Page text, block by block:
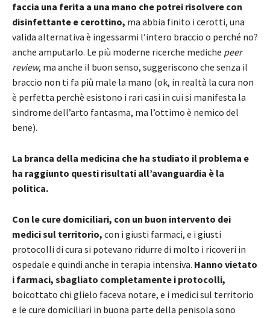
faccia una ferita a una mano che potrei risolvere con
disinfettante e cerottino, ma abbia finito i cerotti, una
valida alternativa è ingessarmi l’intero braccio o perché no?
anche amputarlo. Le più moderne ricerche mediche peer
review, ma anche il buon senso, suggeriscono che senza il
braccio non ti fa più male la mano (ok, in realtà la cura non
è perfetta perchè esistono i rari casi in cui si manifesta la
sindrome dell’arto fantasma, ma l’ottimo è nemico del
bene).
La branca della medicina che ha studiato il problema e
ha raggiunto questi risultati all’avanguardia è la
politica.
Con le cure domiciliari, con un buon intervento dei
medici sul territorio, con i giusti farmaci, e i giusti
protocolli di cura si potevano ridurre di molto i ricoveri in
ospedale e quindi anche in terapia intensiva. Hanno vietato
i farmaci, sbagliato completamente i protocolli,
boicottato chi glielo faceva notare, e i medici sul territorio
e le cure domiciliari in buona parte della penisola sono